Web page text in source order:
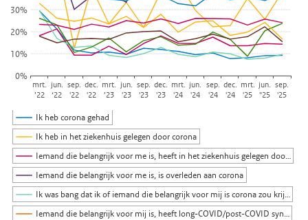
Ik heb corona gehad
Ik heb in het ziekenhuis gelegen door corona
Iemand die belangrijk voor me is, heeft in het ziekenhuis gelegen doo…
Iemand die belangrijk voor me is, is overleden aan corona
Ik was bang dat ik of iemand die belangrijk voor mij is corona zou krij…
Iemand die belangrijk voor mij is, heeft long-COVID/post-COVID syn…
0%
10%
20%
30%
mrt.
’22
jun.
‘22
sep.
'22
dec.
'22
mrt.
’23
jun.
'23
sep.
'23
dec.
'23
mrt.
'24
jun.
'24
sep.
'24
dec.
'24
mrt.
'25
jun.
"25
sep.
'25